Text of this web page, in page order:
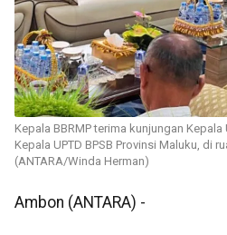
Kepala BBRMP terima kunjungan Kepala
Kepala UPTD BPSB Provinsi Maluku, di
(ANTARA/Winda Herman)
Ambon (ANTARA) -